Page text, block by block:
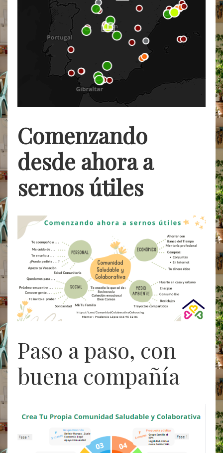
Comenzando
desde ahora a
sernos útiles
Paso a paso, con
buena compañía